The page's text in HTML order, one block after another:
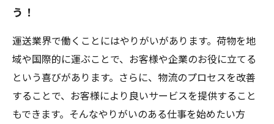
う！
運送業界で働くことにはやりがいがあります。荷物を地
域や国際的に運ぶことで、お客様や企業のお役に立てる
という喜びがあります。さらに、物流のプロセスを改善
することで、お客様により良いサービスを提供すること
もできます。そんなやりがいのある仕事を始めたい方